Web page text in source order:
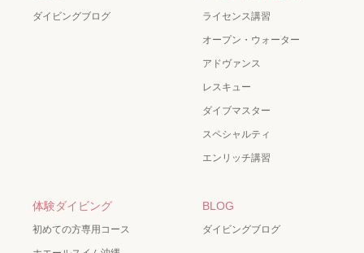
ダイビングブログ ライセンス講習
オープン・ウォーター
アドヴァンス
レスキュー
ダイブマスター
スペシャルティ
エンリッチ講習
体験ダイビング
初めての方専用コース
BLOG
ダイビングブログ